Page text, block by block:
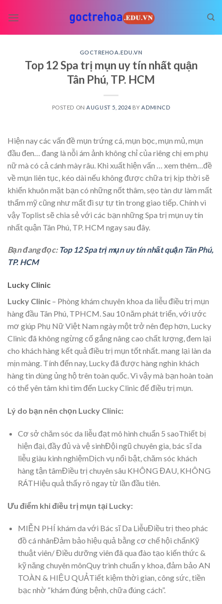
GOCTREHOA.EDU.VN
Top 12 Spa trị mụn uy tín nhất quận
Tân Phú, TP. HCM
POSTED ON AUGUST 5, 2024 BY ADMINCD
Hiện nay các vấn đề mụn trứng cá, mụn bọc, mụn mủ, mụn
đầu đen… đang là nỗi ám ảnh không chỉ của riêng chị em phụ
nữ mà có cả cánh mày râu. Khi xuất hiện vấn
… xem thêm… đề
về mụn liên tục, kéo dài nếu không được chữa trị kịp thời sẽ
khiến khuôn mặt bạn có những nốt thâm, sẹo tàn dư làm mất
thẩm mỹ cũng như mất đi sự tự tin trong giao tiếp. Chính vì
vậy Toplist sẽ chia sẻ với các bạn những Spa trị mụn uy tín
nhất quận Tân Phú, TP. HCM ngay sau đây.
Bạn đang đọc: Top 12 Spa trị mụn uy tín nhất quận Tân Phú,
TP. HCM
Lucky Clinic
Lucky Clinic – Phòng khám chuyên khoa da liễu điều trị mụn
hàng đầu Tân Phú, TPHCM. Sau 10 năm phát triển, với ước
mơ giúp Phụ Nữ Việt Nam ngày một trở nên đẹp hơn, Lucky
Clinic đã không ngừng cố gắng nâng cao chất lượng, đem lại
cho khách hàng kết quả điều trị mụn tốt nhất. mang lại làn da
mịn màng. Tính đến nay, Lucky đã được hàng nghìn khách
hàng tin dùng ủng hộ trên toàn quốc. Vì vậy mà bạn hoàn toàn
có thể yên tâm khi tìm đến Lucky Clinic để điều trị mụn.
Lý do bạn nên chọn Lucky Clinic:
Cơ sở chăm sóc da liễu đạt mô hình chuẩn 5 saoThiết bị
hiện đại, đầy đủ và vệ sinhĐội ngũ chuyên gia, bác sĩ da
liễu giàu kinh nghiệmDịch vụ nổi bật, chăm sóc khách
hàng tận tâmĐiều trị chuyên sâu KHÔNG ĐAU, KHÔNG
RÁTHiệu quả thấy rõ ngay từ lần đầu tiên.
Ưu điểm khi điều trị mụn tại Lucky:
MIỄN PHÍ khám da với Bác sĩ Da LiễuĐiều trị theo phác
đồ cá nhânĐảm bảo hiệu quả bằng cơ chế hội chẩnKỹ
thuật viên/ Điều dưỡng viên đã qua đào tạo kiến thức &
kỹ năng chuyên mônQuy trình chuẩn y khoa, đảm bảo AN
TOÀN & HIỆU QUẢTiết kiệm thời gian, công sức, tiền
bạc nhờ “khám đúng bệnh, chữa đúng cách”.